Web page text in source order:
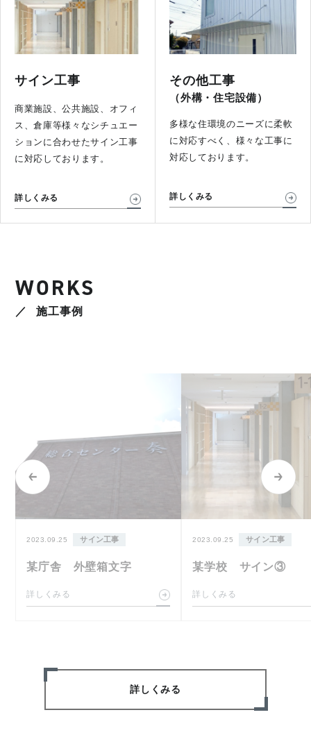
サイン工事
商業施設、公共施設、オフィ
ス、倉庫等様々なシチュエー
ションに合わせたサイン工事
に対応しております。
詳しくみる
その他工事
（外構・住宅設備）
多様な住環境のニーズに柔軟
に対応すべく、様々な工事に
対応しております。
詳しくみる
WORKS
施工事例
2023.09.25 サイン工事
某庁舎 外壁箱文字
詳しくみる
2023.09.25 サイン工事
某学校 サイン③
詳しくみる
詳しくみる